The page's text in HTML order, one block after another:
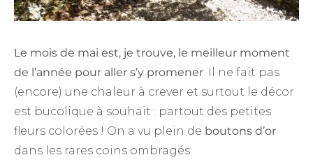
Le mois de mai est, je trouve, le meilleur moment
de l’année pour aller s’y promener. Il ne fait pas
(encore) une chaleur à crever et surtout le décor
est bucolique à souhait : partout des petites
fleurs colorées ! On a vu plein de boutons d’or
dans les rares coins ombragés.